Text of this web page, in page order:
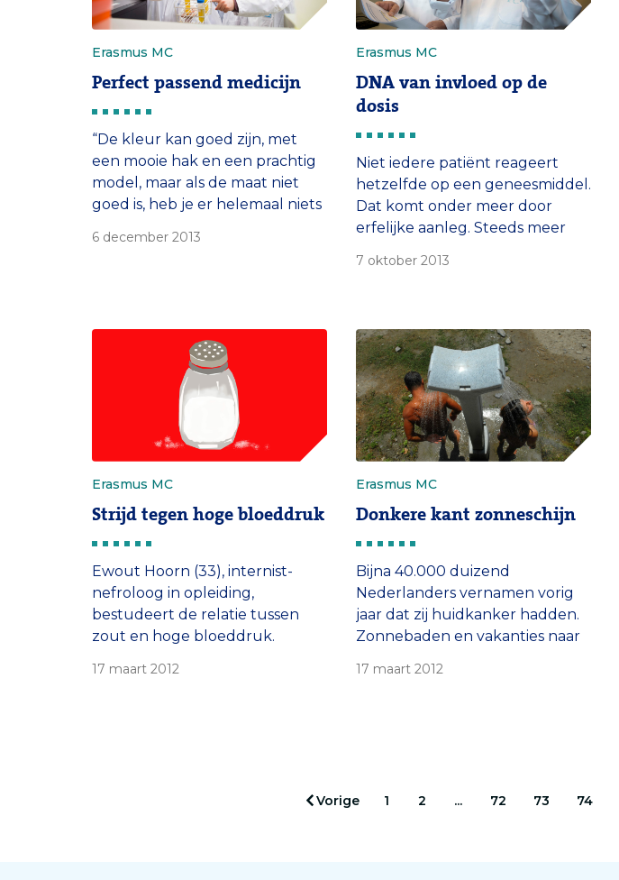
Erasmus MC
Perfect passend medicijn
“De kleur kan goed zijn, met
een mooie hak en een prachtig
model, maar als de maat niet
goed is, heb je er helemaal niets
vergelijkt het optimale medicijn
6 december 2013
Erasmus MC
DNA van invloed op de
dosis
Niet iedere patiënt reageert
hetzelfde op een geneesmiddel.
Dat komt onder meer door
erfelijke aanleg. Steeds meer
een DNA-profiel bij het
7 oktober 2013
Erasmus MC
Strijd tegen hoge bloeddruk
Ewout Hoorn (33), internist-
nefroloog in opleiding,
bestudeert de relatie tussen
zout en hoge bloeddruk.
17 maart 2012
Erasmus MC
Donkere kant zonneschijn
Bijna 40.000 duizend
Nederlanders vernamen vorig
jaar dat zij huidkanker hadden.
Zonnebaden en vakanties naar
belangrijkste verklaring.
17 maart 2012
Vorige 1 2 ... 72 73 74